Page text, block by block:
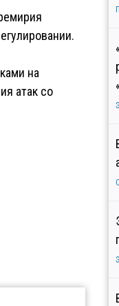
на
атак со